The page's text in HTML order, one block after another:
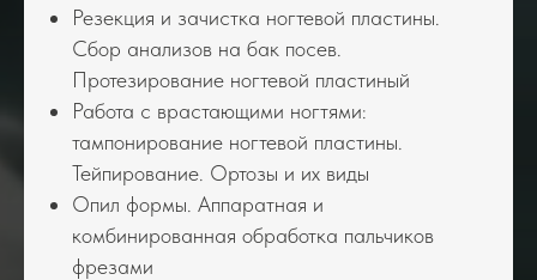
Резекция и зачистка ногтевой пластины.
Сбор анализов на бак посев.
Протезирование ногтевой пластиный
Работа с врастающими ногтями:
тампонирование ногтевой пластины.
Тейпирование. Ортозы и их виды
Опил формы. Аппаратная и
комбинированная обработка пальчиков
фрезами